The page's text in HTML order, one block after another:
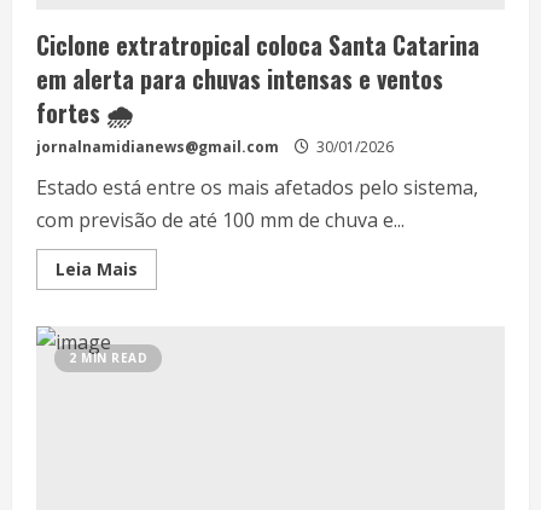
Ciclone extratropical coloca Santa Catarina
em alerta para chuvas intensas e ventos
fortes 🌧️
jornalnamidianews@gmail.com 30/01/2026
Estado está entre os mais afetados pelo sistema,
com previsão de até 100 mm de chuva e...
Leia Mais
2 MIN READ